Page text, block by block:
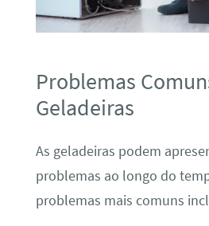
Problemas
Geladeiras
As geladeiras podem
problemas ao longo do
problemas mais comuns